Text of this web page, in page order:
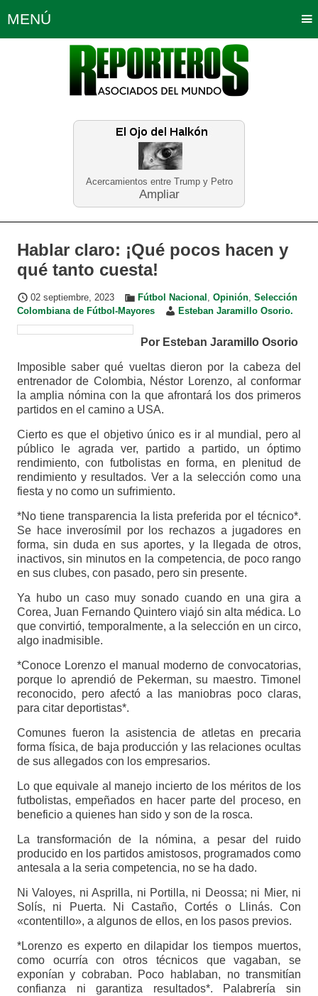
Acercamientos entre Trump y Petro
Ampliar
MENÚ
Política Opinión Bogotá
Planeta Tierra Deportes
Educación Neira
Hablar claro: ¡Qué pocos hacen y
qué tanto cuesta!
02 septiembre, 2023 Fútbol Nacional , Opinión, Selección
Colombiana de Fútbol-Mayores
Esteban Jaramillo Osorio.
Por Esteban Jaramillo Osorio
Imposible saber qué vueltas dieron por la cabeza del
entrenador de Colombia, Néstor Lorenzo, al conformar
la amplia nómina con la que afrontará los dos primeros
partidos en el camino a USA.
Cierto es que el objetivo único es ir al mundial, pero al
público le agrada ver, partido a partido, un óptimo
rendimiento, con futbolistas en forma, en plenitud de
rendimiento y resultados. Ver a la selección como una
fiesta y no como un sufrimiento.
*No tiene transparencia la lista preferida por el técnico*.
Se hace inverosímil por los rechazos a jugadores en
forma, sin duda en sus aportes, y la llegada de otros,
inactivos, sin minutos en la competencia, de poco rango
en sus clubes, con pasado, pero sin presente.
Ya hubo un caso muy sonado cuando en una gira a
Corea, Juan Fernando Quintero viajó sin alta médica. Lo
que convirtió, temporalmente, a la selección en un circo,
algo inadmisible.
*Conoce Lorenzo el manual moderno de convocatorias,
porque lo aprendió de Pekerman, su maestro. Timonel
reconocido, pero afectó a las maniobras poco claras,
para citar deportistas*.
Comunes fueron la asistencia de atletas en precaria
forma física, de baja producción y las relaciones ocultas
de sus allegados con los empresarios.
Lo que equivale al manejo incierto de los méritos de los
futbolistas, empeñados en hacer parte del proceso, en
beneficio a quienes han sido y son de la rosca.
La transformación de la nómina, a pesar del ruido
producido en los partidos amistosos, programados como
antesala a la seria competencia, no se ha dado.
Ni Valoyes, ni Asprilla, ni Portilla, ni Deossa; ni Mier, ni
Solís, ni Puerta. Ni Castaño, Cortés o Llinás. Con
«contentillo», a algunos de ellos, en los pasos previos.
*Lorenzo es experto en dilapidar los tiempos muertos,
como ocurría con otros técnicos que vagaban, se
exponían y cobraban. Poco hablaban, no transmitían
confianza ni garantiza resultados*. Palabrería sin